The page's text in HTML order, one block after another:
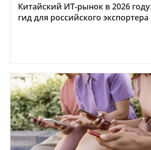
Китайский ИТ-рынок в 2026
гид для российского экспортера